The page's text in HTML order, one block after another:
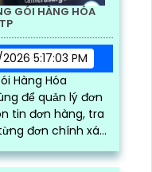
GÓI HÀNG HÓA
5:17:03 PM
Hàng Hóa
để quản lý đơn
tin đơn hàng, tra
đơn chính xác